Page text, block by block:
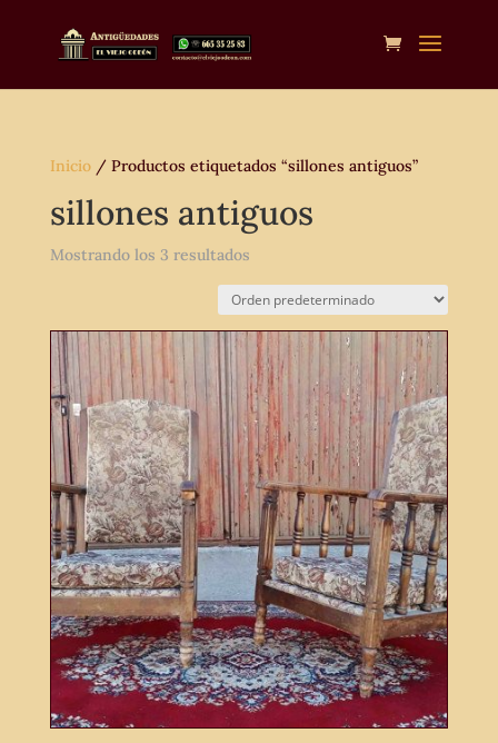
Inicio/ Productos etiquetados “sillones antiguos”
sillones antiguos
Mostrando los 3 resultados